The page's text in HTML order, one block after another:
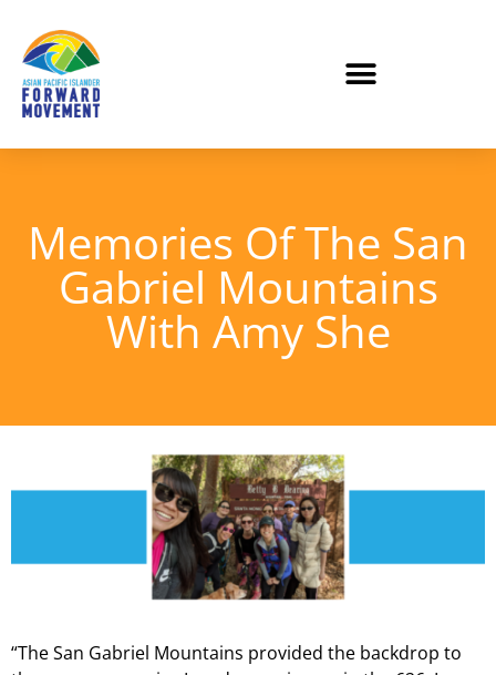
Memories Of The San
Gabriel Mountains
With Amy She
“The San Gabriel Mountains provided the backdrop to